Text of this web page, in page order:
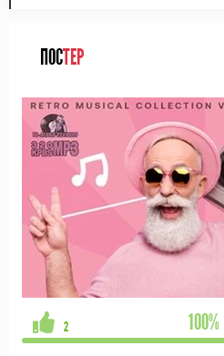
ПОСТЕР
2 100%